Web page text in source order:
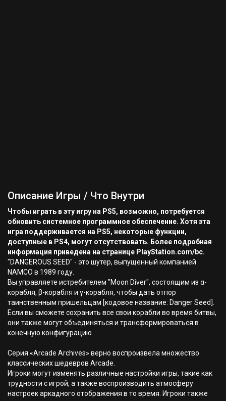
Описание Игры / Что Внутри
Чтобы играть в эту игру на PS5, возможно, потребуется
обновить системное программное обеспечение. Хотя эта
игра поддерживается на PS5, некоторые функции,
доступные в PS4, могут отсутствовать. Более подробная
информация приведена на странице PlayStation.com/bc.
"DANGEROUS SEED" - это шутер, выпущенный компанией
NAMCO в 1989 году.
Вы управляете истребителем "Moon Diver", состоящим из α-
корабля, β-корабля и γ-корабля, чтобы дать отпор
таинственным пришельцам [кодовое название: Danger Seed].
Если вы сможете сохранить все свои корабли во время битвы,
они также могут объединяться и трансформироваться в
конечную конфигурацию.
Серия «Arcade Archives» верно воспроизвела множество
классических шедевров Arcade.
Игроки могут изменять различные настройки игры, такие как
трудности с игрой, а также воспроизводить атмосферу
настроек аркадного отображения в то время. Игроки также